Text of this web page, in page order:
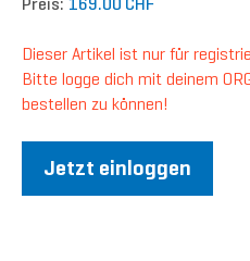
Dieser Artikel ist nur für
Bitte logge dich mit deinem
bestellen zu können!
Jetzt einloggen